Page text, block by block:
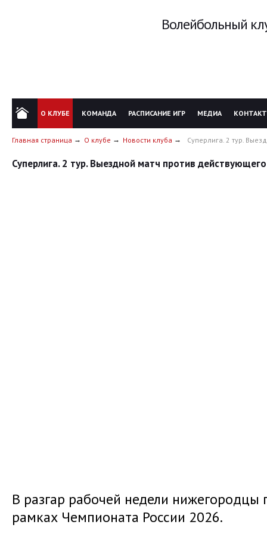
Волейбольный
О КЛУБЕ КОМАНДА РАСПИСАНИЕ ИГР МЕДИА
Главная страница О клубе Новости клуба Суперлига. 2 тур.
Суперлига. 2 тур. Выездной матч против
В разгар рабочей недели нижегородцы
рамках Чемпионата России 2026.